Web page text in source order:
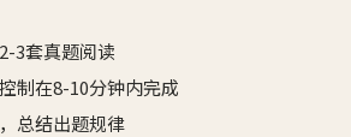
3套真题阅读
制在8-10分钟内完成
总结出题规律